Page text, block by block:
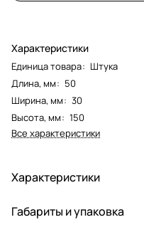
Характеристики
Единица товара: Штука
Длина, мм: 50
Ширина, мм: 30
Высота, мм: 150
Все характеристики
Характеристики
Габариты и упаковка